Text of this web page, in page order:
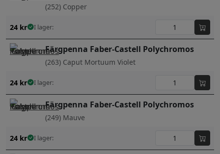
(252) Copper
24 kr I lager:
Färgpenna Faber-Castell Polychromos
(263) Caput Mortuum Violet
24 kr I lager:
Färgpenna Faber-Castell Polychromos
(249) Mauve
24 kr I lager: